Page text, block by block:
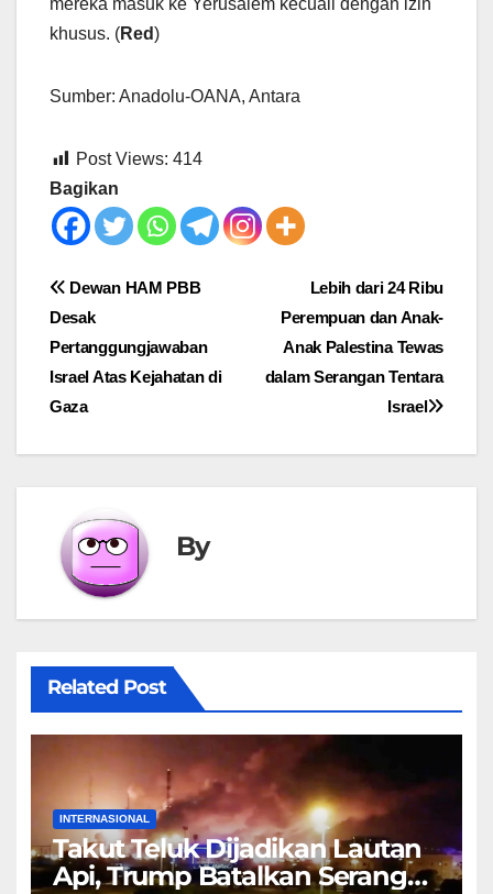
mereka masuk ke Yerusalem kecuali dengan izin
khusus. (Red)
Sumber: Anadolu-OANA, Antara
Post Views: 414
Bagikan
Post
navigation
Lebih dari 24 Ribu
Perempuan dan Anak-
Anak Palestina Tewas
dalam Serangan Tentara
Israel
Dewan HAM PBB
Desak
Pertanggungjawaban
Israel Atas Kejahatan di
Gaza
By
Related Post
INTERNASIONAL
Takut Teluk Dijadikan Lautan
Api, Trump Batalkan Serangan